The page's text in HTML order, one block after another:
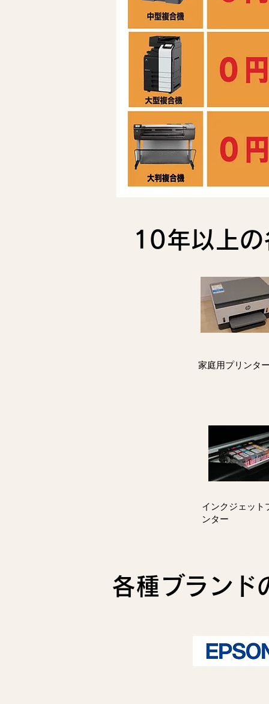
10年以上
家庭用プリンタ
インクジェット
ンター
各種ブランド